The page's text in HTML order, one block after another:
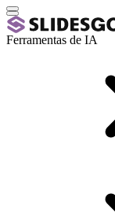
Ferramentas de IA